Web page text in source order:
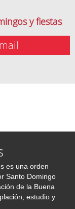
y fiestas
es una orden
Santo Domingo
de la Buena
estudio y